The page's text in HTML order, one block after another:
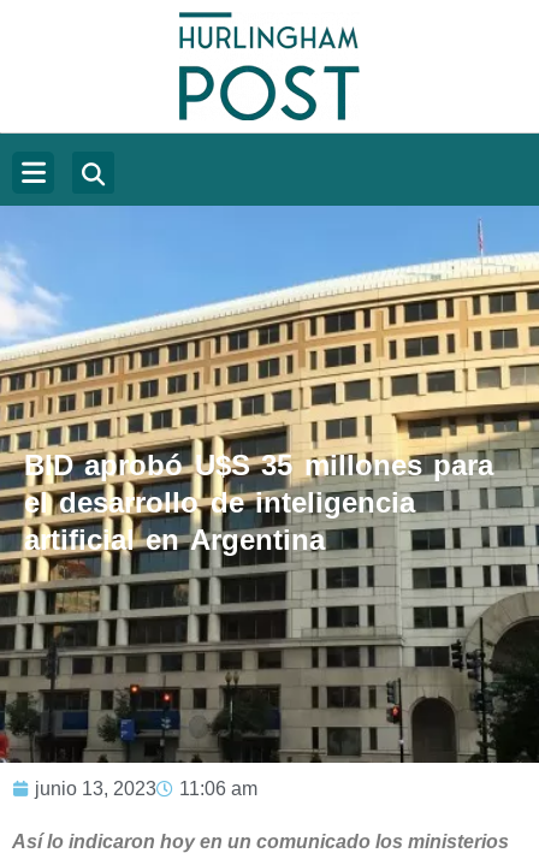
BID aprobó U$S 35 millones para
el desarrollo de inteligencia
artificial en Argentina
junio 13, 2023 11:06 am
Así lo indicaron hoy en un comunicado los ministerios